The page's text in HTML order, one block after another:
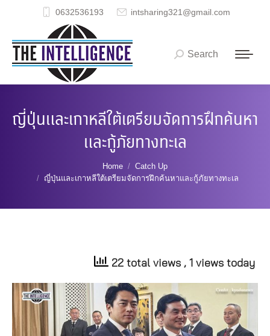
0632536193 intsharing321@gmail.com
Search:
Search
ญี่ปุ่นและเกาหลีใต้เตรียมจัดการฝึกค้นหา
และกู้ภัยทางทะเล
Home
Catch Up
ญี่ปุ่นและเกาหลีใต้เตรียมจัดการฝึกค้นหาและกู้ภัยทางทะเล
22 total views , 1 views today